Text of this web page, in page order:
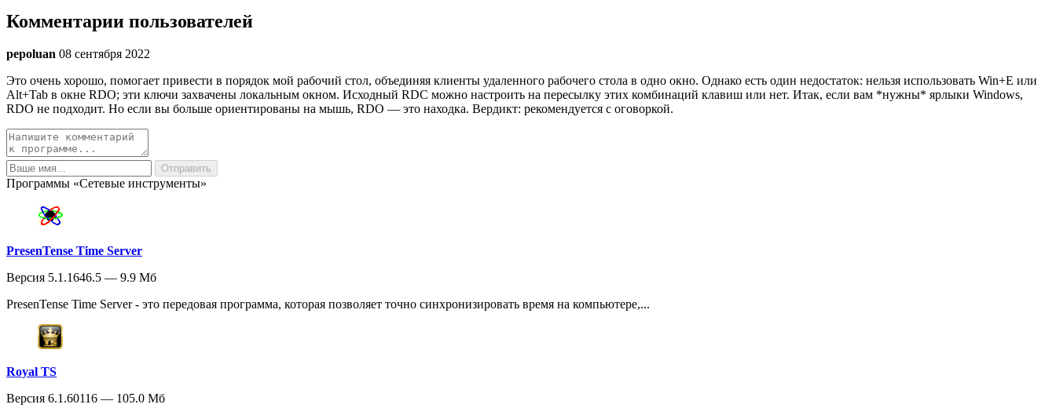
Комментарии пользователей
pepoluan 08 сентября 2022
Это очень хорошо, помогает привести в порядок мой рабочий стол, объединяя клиенты удаленного рабочего стола в одно окно. Однако есть один недостаток: нельзя использовать Win+E или
Alt+Tab в окне RDO; эти ключи захвачены локальным окном. Исходный RDC можно настроить на пересылку этих комбинаций клавиш или нет. Итак, если вам *нужны* ярлыки Windows,
RDO не подходит. Но если вы больше ориентированы на мышь, RDO — это находка. Вердикт: рекомендуется с оговоркой.
Программы «Сетевые инструменты»
PresenTense Time Server
Версия 5.1.1646.5 — 9.9 Мб
PresenTense Time Server - это передовая программа, которая позволяет точно синхронизировать время на компьютере,...
Royal TS
Версия 6.1.60116 — 105.0 Мб